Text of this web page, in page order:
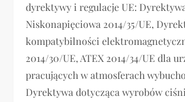
dyrektywy i regulacje UE:
Niskonapięciowa 2014/35/UE,
kompatybilności
2014/30/UE, ATEX 2014/34/UE dla
pracujących w atmosferach
Dyrektywa dotycząca wyrobów